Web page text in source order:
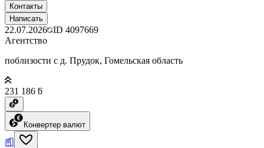
Контакты
Написать
22.07.2026 ID 4097669
Агентство
поблизости с д. Прудок, Гомельская область
231 186 ƃ
Конвертер валют